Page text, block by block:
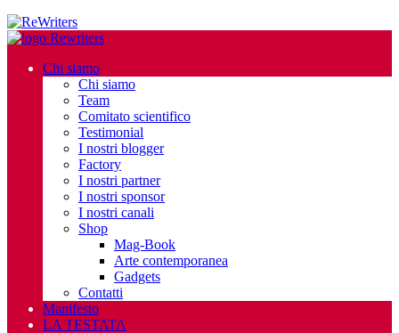
Chi siamo
Chi siamo
Team
Comitato scientifico
Testimonial
I nostri blogger
Factory
I nostri partner
I nostri sponsor
I nostri canali
Shop
Mag-Book
Arte contemporanea
Gadgets
Contatti
Manifesto
LA TESTATA